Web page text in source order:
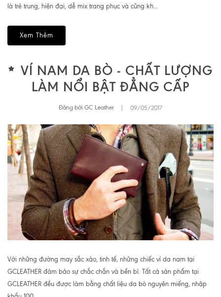
là trẻ trung, hiện đại, dễ mix trang phục và cũng kh...
Xem Thêm
VÍ NAM DA BÒ - CHẤT LƯỢNG
LÀM NỔI BẬT ĐẲNG CẤP
Đăng bởi GC Leather 09/05/2017
Với những đường may sắc xảo, tinh tế, những chiếc ví da nam tại
GCLEATHER đảm bảo sự chắc chắn và bền bỉ. Tất cả sản phẩm tại
GCLEATHER đều được làm bằng chất liệu da bò nguyên miếng, nhập